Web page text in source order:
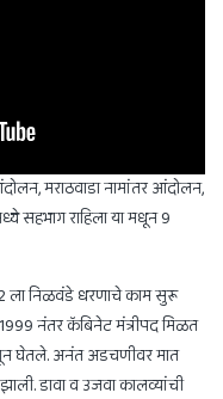
मराठवाडा नामांतर आंदोलन,
सहभाग राहिला या मधून 9
ला निळवंडे धरणाचे काम सुरू
नंतर कॅबिनेट मंत्रीपद मिळत
घेतले. अनंत अडचणीवर मात
डावा व उजवा कालव्यांची